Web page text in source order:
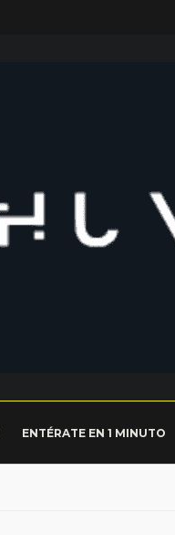
ENTÉRATE EN 1 MINUTO